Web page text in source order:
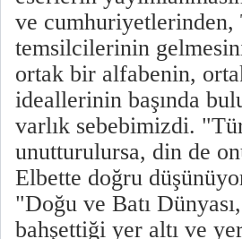
ve
temsilcilerinin
ortak bir alfabenin,
ideallerinin başında
varlık sebebimizdi.
unutturulursa, din de
Elbette doğru
"Doğu ve Batı
bahşettiği yer altı ve